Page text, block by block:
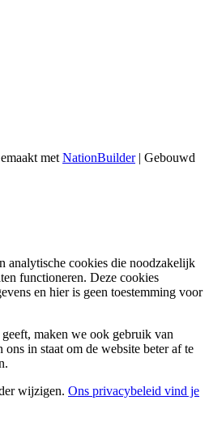
met NationBuilder| Gebouwd
analytische cookies die noodzakelijk
functioneren. Deze cookies
en hier is geen toestemming voor
maken we ook gebruik van
in staat om de website beter af te
wijzigen. Ons privacybeleid vind je